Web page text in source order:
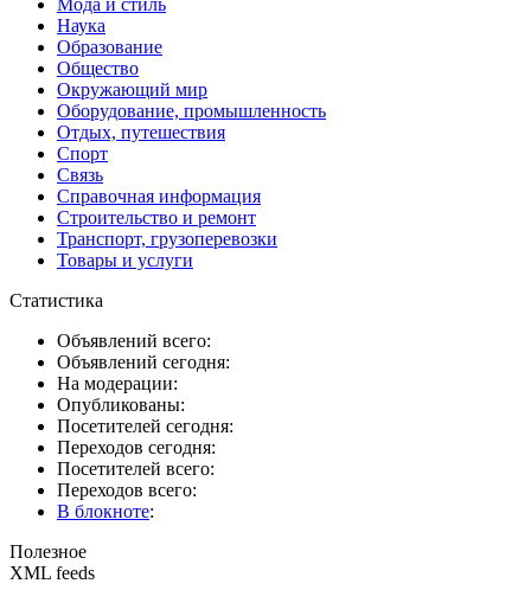
Мода и стиль
Наука
Образование
Общество
Окружающий мир
Оборудование, промышленность
Отдых, путешествия
Спорт
Связь
Справочная информация
Строительство и ремонт
Транспорт, грузоперевозки
Товары и услуги
Статистика
Объявлений всего:
Объявлений сегодня:
На модерации:
Опубликованы:
Посетителей сегодня:
Переходов сегодня:
Посетителей всего:
Переходов всего:
В блокноте:
Полезное
XML feeds